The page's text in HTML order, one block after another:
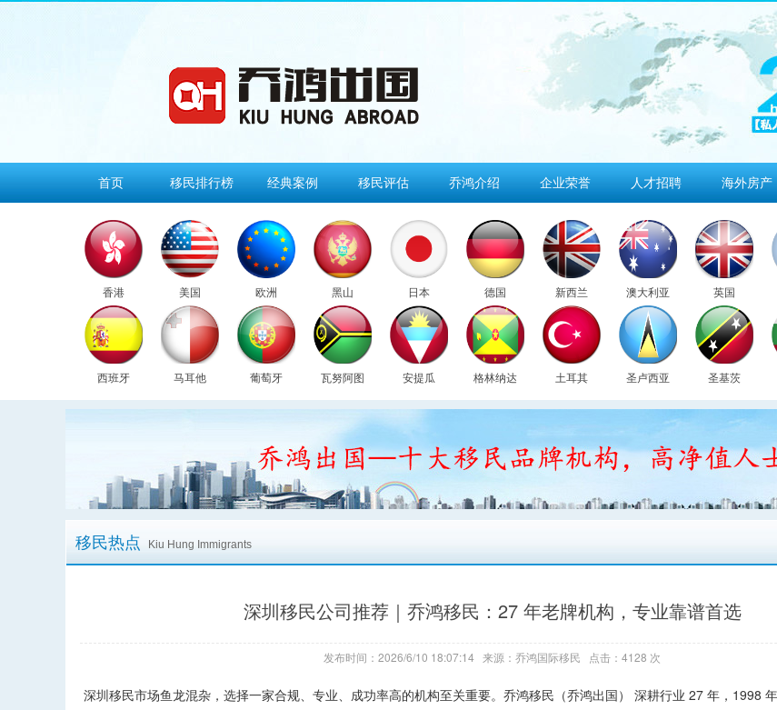
首页 移民排行榜 经典案例 移民评估 乔鸿介绍 企业荣誉 人才招聘 海外房产
香港 美国 欧洲 黑山 日本 德国 新西兰 澳大利亚 英国
西班牙 马耳他 葡萄牙 瓦努阿图 安提瓜 格林纳达 土耳其 圣卢西亚 圣基茨
移民热点 Kiu Hung Immigrants
深圳移民公司推荐｜乔鸿移民：27 年老牌机构，专业靠谱首选
发布时间：2026/6/10 18:07:14 来源：乔鸿国际移民 点击：4128 次
深圳移民市场鱼龙混杂，选择一家合规、专业、成功率高的机构至关重要。乔鸿移民（乔鸿出国） 深耕行业 27 年，1998